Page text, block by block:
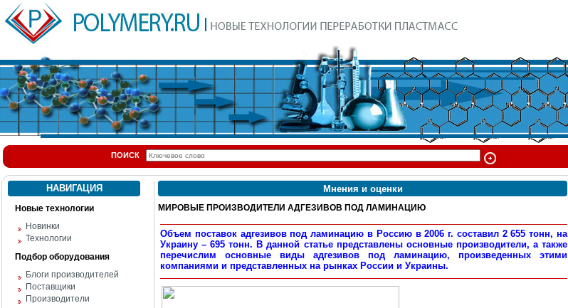
ПОИСК
НАВИГАЦИЯ
Новые технологии
Новинки
Технологии
Подбор оборудования
Блоги производителей
Поставщики
Производители
Мнения и оценки
МИРОВЫЕ ПРОИЗВОДИТЕЛИ АДГЕЗИВОВ ПОД ЛАМИНАЦИЮ
Объем поставок адгезивов под ламинацию в Россию в 2006 г. составил 2 655 тонн, на
Украину – 695 тонн. В данной статье представлены основные производители, а также
перечислим основные виды адгезивов под ламинацию, произведенных этими
компаниями и представленных на рынках России и Украины.